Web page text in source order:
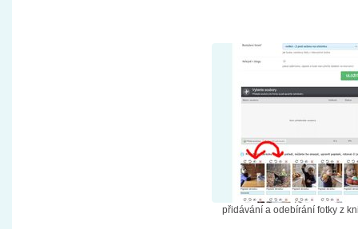
přidávání a odebírání fotky z